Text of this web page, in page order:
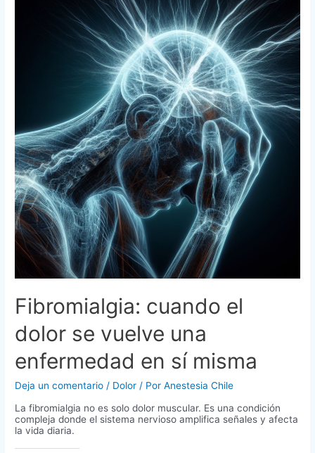
Fibromialgia: cuando el
dolor se vuelve una
enfermedad en sí misma
Deja un comentario / Dolor / PorAnestesia Chile
La fibromialgia no es solo dolor muscular. Es una condición
compleja donde el sistema nervioso amplifica señales y afecta
la vida diaria.